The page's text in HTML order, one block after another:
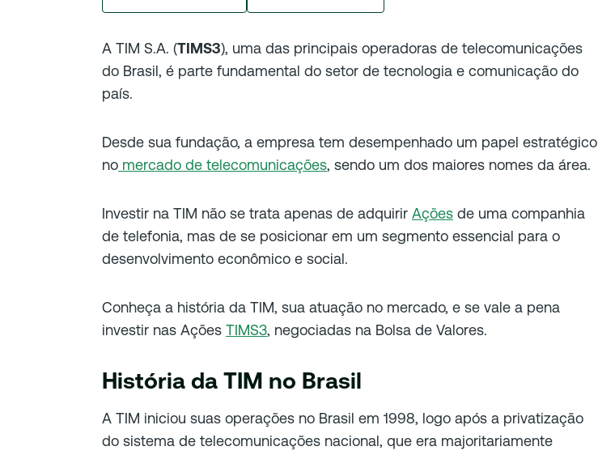
A TIM S.A. (TIMS3), uma das principais operadoras de telecomunicações
do Brasil, é parte fundamental do setor de tecnologia e comunicação do
país.
Desde sua fundação, a empresa tem desempenhado um papel estratégico
no mercado de telecomunicações, sendo um dos maiores nomes da área.
Investir na TIM não se trata apenas de adquirir Ações de uma companhia
de telefonia, mas de se posicionar em um segmento essencial para o
desenvolvimento econômico e social.
Conheça a história da TIM, sua atuação no mercado, e se vale a pena
investir nas Ações TIMS3, negociadas na Bolsa de Valores.
História da TIM no Brasil
A TIM iniciou suas operações no Brasil em 1998, logo após a privatização
do sistema de telecomunicações nacional, que era majoritariamente